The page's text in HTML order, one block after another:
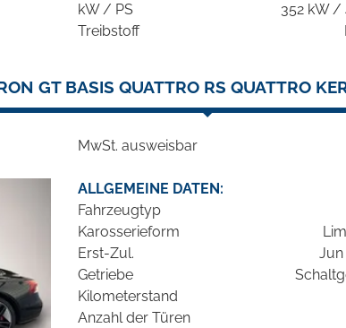
kW / PS
352 kW /
Treibstoff
GT BASIS QUATTRO RS QUATTRO
MwSt. ausweisbar
ALLGEMEINE DATEN:
Fahrzeugtyp
Karosserieform
Erst-Zul.
Getriebe
Kilometerstand
Anzahl der Türen